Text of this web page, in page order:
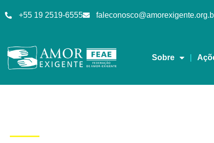
+55 19 2519-6555
Sobre